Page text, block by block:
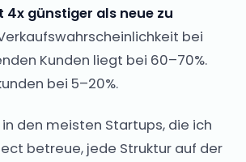
4x günstiger als neue zu
bei
Kunden liegt bei 60–70%.
bei 5–20%.
den meisten Startups, die ich
betreue, jede Struktur auf der